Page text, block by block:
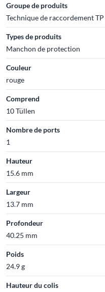
Groupe de produits
Technique de raccordement TP
Types de produits
Manchon de protection
Couleur
rouge
Comprend
10 Tüllen
Nombre de ports
1
Hauteur
15.6 mm
Largeur
13.7 mm
Profondeur
40.25 mm
Poids
24.9 g
Hauteur du colis